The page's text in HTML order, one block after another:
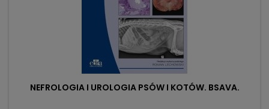
NEFROLOGIA I UROLOGIA PSÓW I KOTÓW. BSAVA.